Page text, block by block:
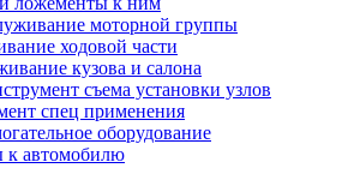
моторной группы
ходовой части
кузова и салона
съема установки узлов
спец применения
оборудование
к автомобилю